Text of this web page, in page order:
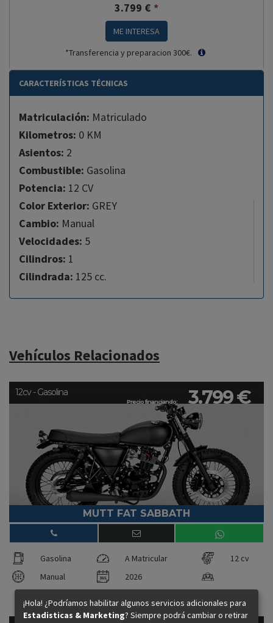
3.799 € *
ME INTERESA
*Transferencia y preparacion 300€.
CARACTERÍSTICAS TÉCNICAS
Matriculación: Matriculado
Kilometros: 0 KM
Asientos: 2
Combustible: Gasolina
Potencia: 12 CV
Color Exterior: GREY
Cambio: Manual
Velocidades: 5
Cilindros: 1
Cilindrada: 125 cc.
Vehículos Relacionados
Precio financiando: 3.799 €
12cv - Gasolina
MUTT FAT SABBATH
Gasolina A Matricular
12 cv
Manual
2026
¡Hola! ¿Podríamos habilitar algunos servicios adicionales para
Estadisticas & Marketing? Siempre podrá cambiar o retirar